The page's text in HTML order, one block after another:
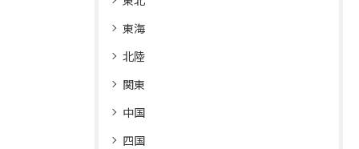
東海
北陸
関東
中国
四国